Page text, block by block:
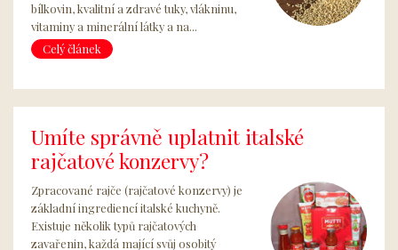
bílkovin, kvalitní a zdravé tuky, vlákninu,
vitaminy a minerální látky a na...
Celý článek
Umíte správně uplatnit italské
rajčatové konzervy?
Zpracované rajče (rajčatové konzervy) je
základní ingrediencí italské kuchyně.
Existuje několik typů rajčatových
zavařenin, každá mající svůj osobitý